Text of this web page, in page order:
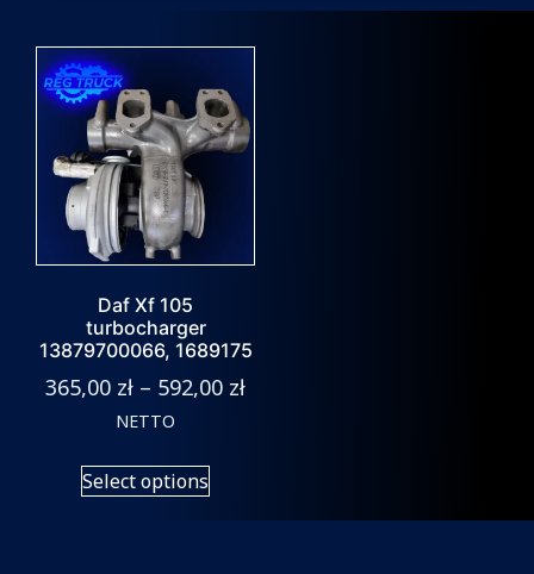
Daf Xf 105
turbocharger
13879700066, 1689175
365,00 zł – 592,00 zł
NETTO
Select options